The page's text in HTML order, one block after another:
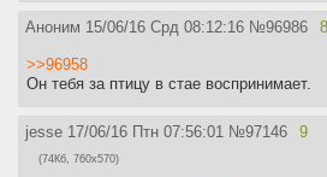
Аноним 15/06/16 Срд 08:12:16 №96986 8
>>96958
Он тебя за птицу в стае воспринимает.
jesse 17/06/16 Птн 07:56:01 №97146 9
(74Кб, 760x570)